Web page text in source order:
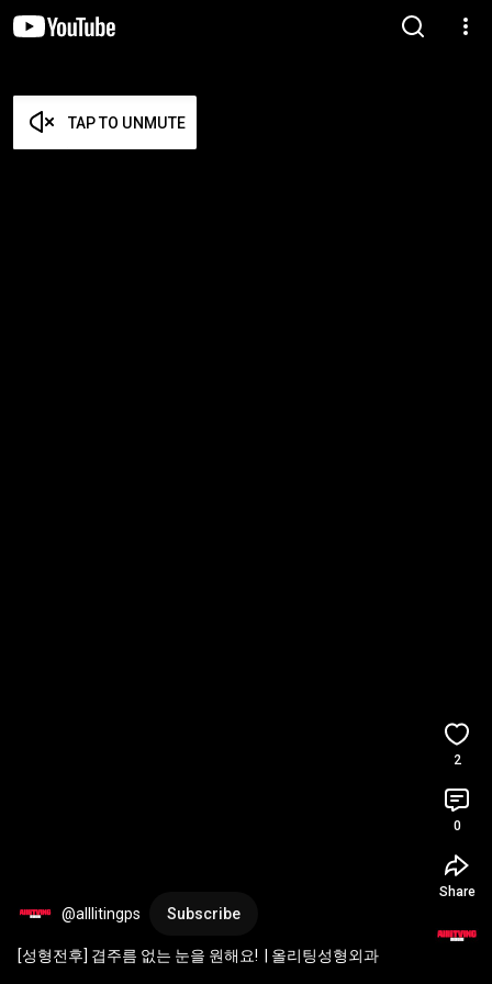
TAP TO UNMUTE
@alllitingps Subscribe
[성형전후] 겹주름 없는 눈을 원해요!  | 올리팅성형외과
2
0
Share